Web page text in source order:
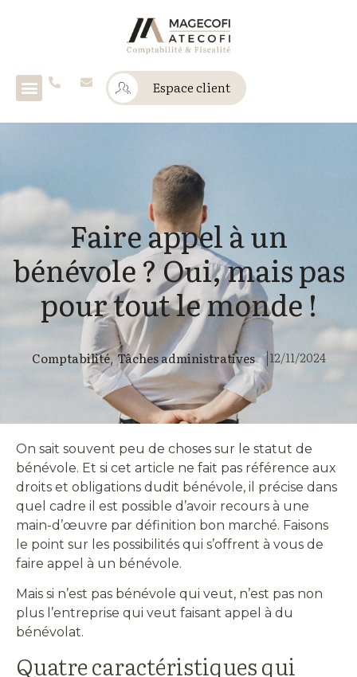
Espace client
Faire appel à un
bénévole ? Oui, mais pas
pour tout le monde !
12/11/2024
Comptabilité, Tâches administratives |
On sait souvent peu de choses sur le statut de
bénévole. Et si cet article ne fait pas référence aux
droits et obligations dudit bénévole, il précise dans
quel cadre il est possible d’avoir recours à une
main-d’œuvre par définition bon marché. Faisons
le point sur les possibilités qui s’offrent à vous de
faire appel à un bénévole.
Mais si n’est pas bénévole qui veut, n’est pas non
plus l’entreprise qui veut faisant appel à du
bénévolat.
Quatre caractéristiques qui